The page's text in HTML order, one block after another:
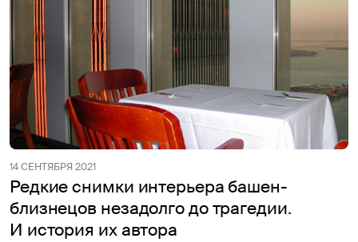
14 СЕНТЯБРЯ 2021
Редкие снимки интерьера башен-
близнецов незадолго до трагедии.
И история их автора